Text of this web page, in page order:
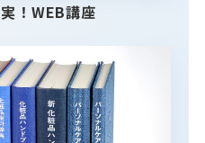
！WEB講座